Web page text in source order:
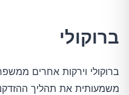
ברוקולי
ברוקולי וירקות אחרים
משמעותית את תהליך